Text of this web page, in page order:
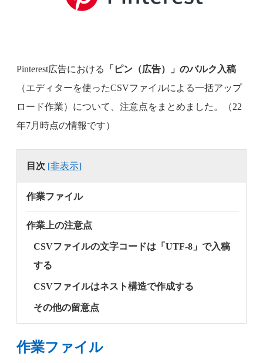
Pinterest広告における
「ピン（広告）」のバルク入稿
（エディターを使ったCSVファイルによる一括アップ
ロード作業）について、注意点をまとめました。（22
年7月時点の情報です）
目次 [非表示]
作業ファイル
作業上の注意点
CSVファイルの文字コードは「UTF-8」で入稿
する
CSVファイルはネスト構造で作成する
その他の留意点
作業ファイル